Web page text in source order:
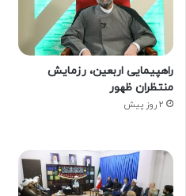
راهپیمایی اربعین، رزمایش
منتظران ظهور
2 روز پیش